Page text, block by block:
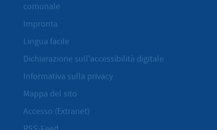
comunale
Impronta
Lingua facile
Dichiarazione sull'accessibilità digitale
Informativa sulla privacy
Mappa del sito
Accesso (Extranet)